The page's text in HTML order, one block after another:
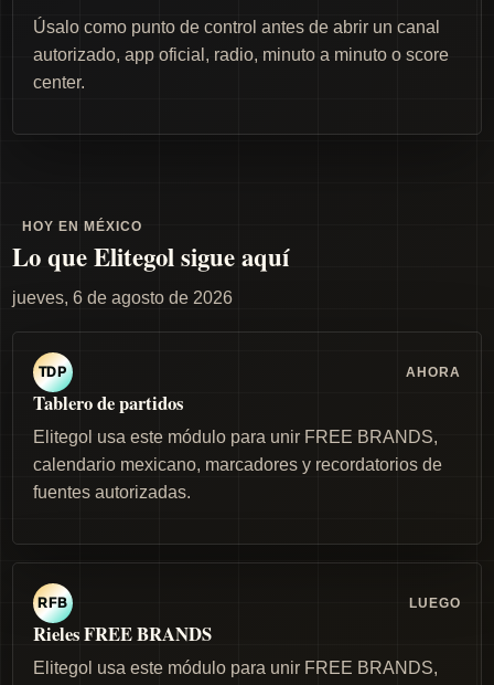
Úsalo como punto de control antes de abrir un canal
autorizado, app oficial, radio, minuto a minuto o score
center.
HOY EN MÉXICO
Lo que Elitegol sigue aquí
jueves, 6 de agosto de 2026
TDP AHORA
Tablero de partidos
Elitegol usa este módulo para unir FREE BRANDS,
calendario mexicano, marcadores y recordatorios de
fuentes autorizadas.
RFB LUEGO
Rieles FREE BRANDS
Elitegol usa este módulo para unir FREE BRANDS,